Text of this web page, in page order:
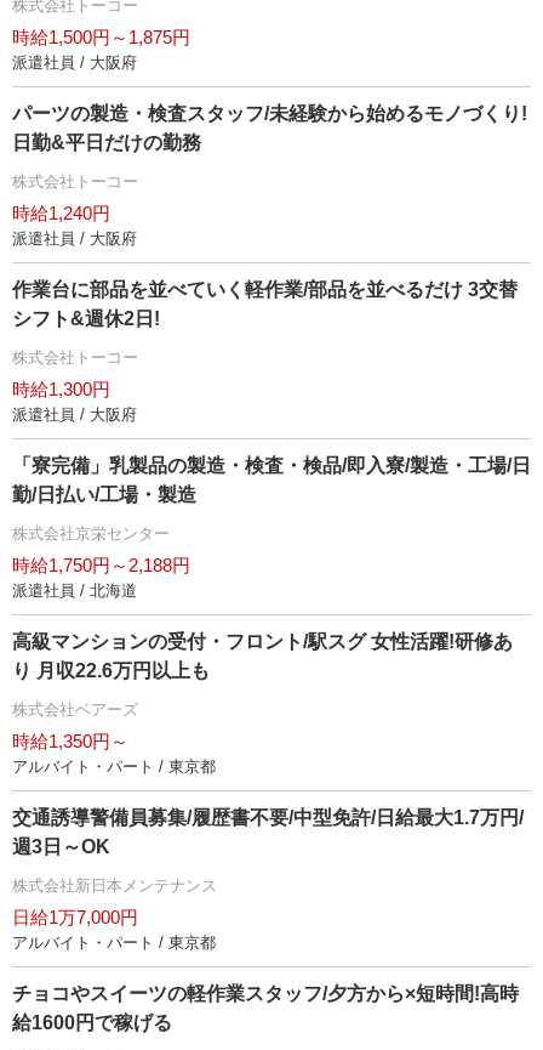
株式会社トーコー
時給1,500円～1,875円
派遣社員 / 大阪府
パーツの製造・検査スタッフ/未経験から始めるモノづくり!
日勤&平日だけの勤務
株式会社トーコー
時給1,240円
派遣社員 / 大阪府
作業台に部品を並べていく軽作業/部品を並べるだけ 3交替
シフト&週休2日!
株式会社トーコー
時給1,300円
派遣社員 / 大阪府
「寮完備」乳製品の製造・検査・検品/即入寮/製造・工場/日
勤/日払い/工場・製造
株式会社京栄センター
時給1,750円～2,188円
派遣社員 / 北海道
高級マンションの受付・フロント/駅スグ 女性活躍!研修あ
り 月収22.6万円以上も
株式会社ベアーズ
時給1,350円～
アルバイト・パート / 東京都
交通誘導警備員募集/履歴書不要/中型免許/日給最大1.7万円/
週3日～OK
株式会社新日本メンテナンス
日給1万7,000円
アルバイト・パート / 東京都
チョコやスイーツの軽作業スタッフ/夕方から×短時間!高時
給1600円で稼げる